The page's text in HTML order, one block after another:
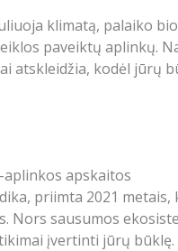
klimatą, palaiko
paveiktų aplinkų.
atskleidžia, kodėl jūrų
apskaitos
priimta 2021
Nors sausumos
įvertinti jūrų būklę.